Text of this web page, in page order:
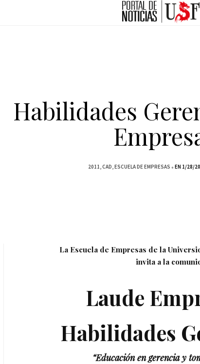
Habilidades
2011 CAD ESCUELA DE EMPRESAS EN 1/28/
La Escuela de Empresas de la
invita a la
Laude
Habilidades
“Educación en gerencia y